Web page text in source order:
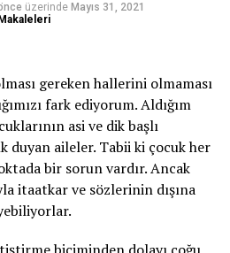
üzerinde Mayıs 31, 2021
gereken hallerini olmaması
fark ediyorum. Aldığım
asi ve dik başlı
duyan aileler. Tabii ki çocuk her
bir sorun vardır. Ancak
itaatkar ve sözlerinin dışına